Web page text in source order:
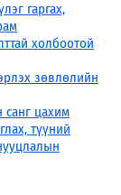
гаргах,
холбоотой
зөвлөлийн
цахим
түүний